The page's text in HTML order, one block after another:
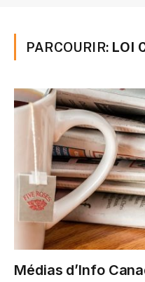
PARCOURIR: LOI
Médias d’Info